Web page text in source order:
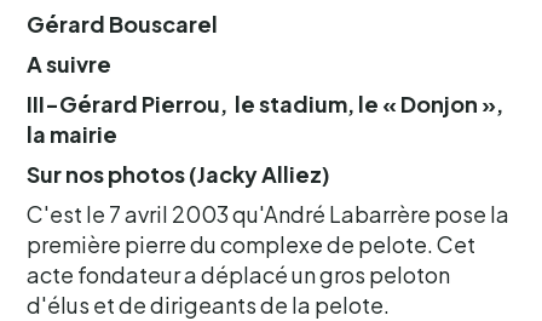
Gérard Bouscarel
A suivre
III-Gérard Pierrou, le stadium, le « Donjon »,
la mairie
Sur nos photos (Jacky Alliez)
C'est le 7 avril 2003 qu'André Labarrère pose la
première pierre du complexe de pelote. Cet
acte fondateur a déplacé un gros peloton
d'élus et de dirigeants de la pelote.